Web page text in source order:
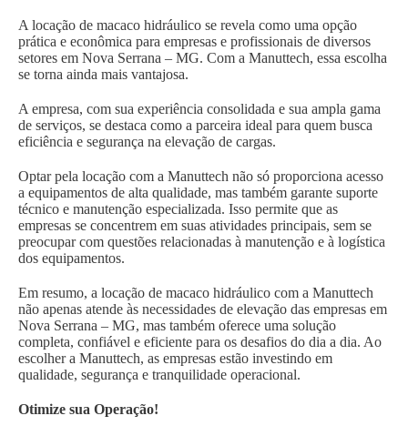
A locação de macaco hidráulico se revela como uma opção
prática e econômica para empresas e profissionais de diversos
setores em Nova Serrana – MG. Com a Manuttech, essa escolha
se torna ainda mais vantajosa.
A empresa, com sua experiência consolidada e sua ampla gama
de serviços, se destaca como a parceira ideal para quem busca
eficiência e segurança na elevação de cargas.
Optar pela locação com a Manuttech não só proporciona acesso
a equipamentos de alta qualidade, mas também garante suporte
técnico e manutenção especializada. Isso permite que as
empresas se concentrem em suas atividades principais, sem se
preocupar com questões relacionadas à manutenção e à logística
dos equipamentos.
Em resumo, a locação de macaco hidráulico com a Manuttech
não apenas atende às necessidades de elevação das empresas em
Nova Serrana – MG, mas também oferece uma solução
completa, confiável e eficiente para os desafios do dia a dia. Ao
escolher a Manuttech, as empresas estão investindo em
qualidade, segurança e tranquilidade operacional.
Otimize sua Operação!